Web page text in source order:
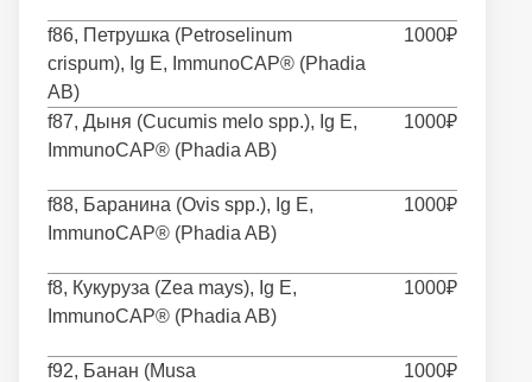
f86, Петрушка (Petroselinum
crispum), Ig E, ImmunoCAP® (Phadia
AB)
1000₽
f87, Дыня (Cucumis melo spp.), Ig E,
ImmunoCAP® (Phadia AB)
1000₽
f88, Баранина (Ovis spp.), Ig E,
ImmunoCAP® (Phadia AB)
1000₽
f8, Кукуруза (Zea mays), Ig E,
ImmunoCAP® (Phadia AB)
1000₽
f92, Банан (Musa
1000₽